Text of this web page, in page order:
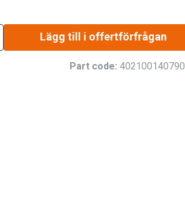
Lägg till i offertförfrågan
Part code: 402100140790
montering av kättingredskap.